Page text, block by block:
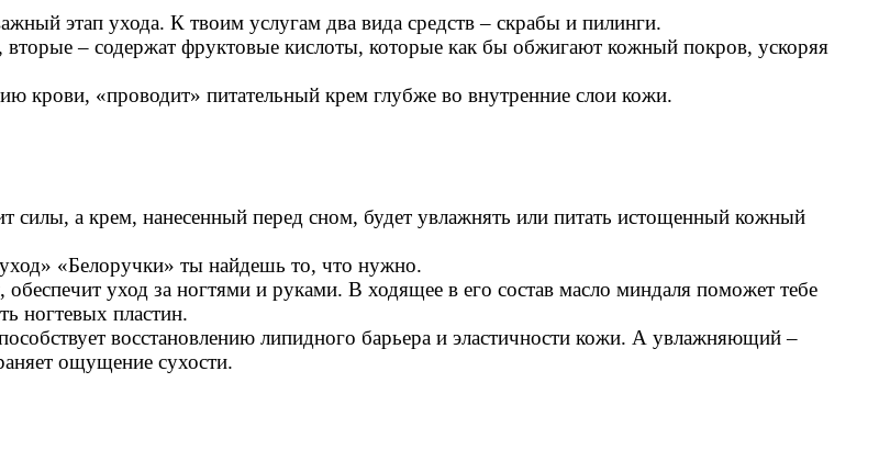
этап ухода. К твоим услугам два вида средств – скрабы и пилинги.
вторые – содержат фруктовые кислоты, которые как бы обжигают кожный покров, ускоряя
крови, «проводит» питательный крем глубже во внутренние слои кожи.
силы, а крем, нанесенный перед сном, будет увлажнять или питать истощенный кожный
«Белоручки» ты найдешь то, что нужно.
уход за ногтями и руками. В ходящее в его состав масло миндаля поможет тебе
ногтевых пластин.
восстановлению липидного барьера и эластичности кожи. А увлажняющий –
ощущение сухости.